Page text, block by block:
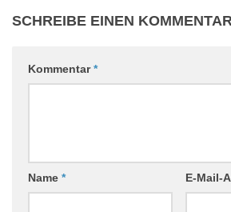
SCHREIBE EINEN
Kommentar*
Name * E-Mail-